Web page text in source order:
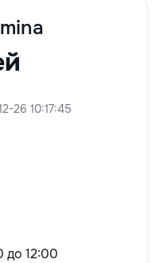
26 10:17:45
до 12:00